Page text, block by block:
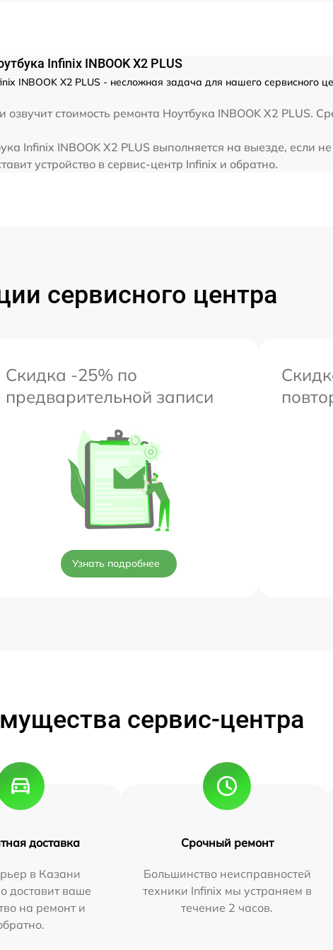
от 60 мин
от 60 мин
от 60 мин
Infinix INBOOK X2 PLUS
INBOOK X2 PLUS - несложная задача для нашего сервисного
стоимость ремонта Ноутбука INBOOK X2 PLUS.
Infinix INBOOK X2 PLUS выполняется на выезде, если
устройство в сервис-центр Infinix и обратно.
сервисного центра
Скидка -25% по
предварительной записи
Узнать подробнее
сервис-центра
доставка
в Казани
доставит ваше
на ремонт и
Срочный ремонт
Большинство неисправностей
техники Infinix мы устраняем в
течение 2 часов.